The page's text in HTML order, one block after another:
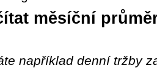
měsíční
například denní tržby